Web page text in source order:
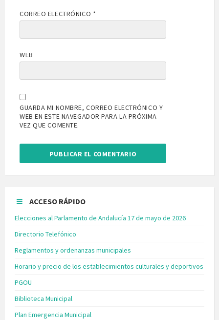
CORREO ELECTRÓNICO *
WEB
GUARDA MI NOMBRE, CORREO ELECTRÓNICO Y
WEB EN ESTE NAVEGADOR PARA LA PRÓXIMA
VEZ QUE COMENTE.
ACCESO RÁPIDO
Elecciones al Parlamento de Andalucía 17 de mayo de 2026
Directorio Telefónico
Reglamentos y ordenanzas municipales
Horario y precio de los establecimientos culturales y deportivos
PGOU
Biblioteca Municipal
Plan Emergencia Municipal